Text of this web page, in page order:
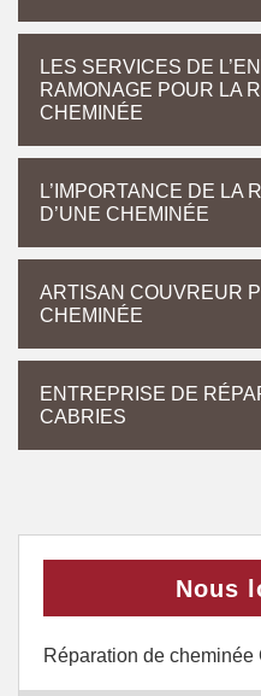
LES SERVICES DE
RAMONAGE POUR LA
CHEMINÉE
L’IMPORTANCE DE LA
D’UNE CHEMINÉE
ARTISAN COUVREUR
CHEMINÉE
ENTREPRISE DE
CABRIES
Nous
Réparation de cheminée